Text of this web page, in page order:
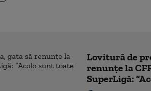
Lovitură de
renunțe la
SuperLigă: